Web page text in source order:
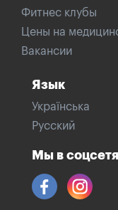
Фитнес клубы
Цены на
Вакансии
Язык
Українська
Русский
Мы в